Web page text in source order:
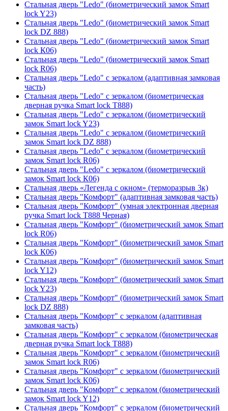
Стальная дверь "Ledo" (биометрический замок Smart
lock Y23)
Стальная дверь "Ledo" (биометрический замок Smart
lock DZ 888)
Стальная дверь "Ledo" (биометрический замок Smart
lock К06)
Стальная дверь "Ledo" (биометрический замок Smart
lock R06)
Стальная дверь "Ledo" с зеркалом (адаптивная замковая
часть)
Стальная дверь "Ledo" с зеркалом (биометрическая
дверная ручка Smart lock T888)
Стальная дверь "Ledo" с зеркалом (биометрический
замок Smart lock Y23)
Стальная дверь "Ledo" с зеркалом (биометрический
замок Smart lock DZ 888)
Стальная дверь "Ledo" с зеркалом (биометрический
замок Smart lock R06)
Стальная дверь "Ledo" с зеркалом (биометрический
замок Smart lock К06)
Стальная дверь «Легенда с окном» (терморазрыв 3к)
Стальная дверь "Комфорт" (адаптивная замковая часть)
Стальная дверь "Комфорт" (умная электронная дверная
ручка Smart lock T888 Черная)
Стальная дверь "Комфорт" (биометрический замок Smart
lock R06)
Стальная дверь "Комфорт" (биометрический замок Smart
lock К06)
Стальная дверь "Комфорт" (биометрический замок Smart
lock Y12)
Стальная дверь "Комфорт" (биометрический замок Smart
lock Y23)
Стальная дверь "Комфорт" (биометрический замок Smart
lock DZ 888)
Стальная дверь "Комфорт" с зеркалом (адаптивная
замковая часть)
Стальная дверь "Комфорт" с зеркалом (биометрическая
дверная ручка Smart lock T888)
Стальная дверь "Комфорт" с зеркалом (биометрический
замок Smart lock R06)
Стальная дверь "Комфорт" с зеркалом (биометрический
замок Smart lock К06)
Стальная дверь "Комфорт" с зеркалом (биометрический
замок Smart lock Y12)
Стальная дверь "Комфорт" с зеркалом (биометрический